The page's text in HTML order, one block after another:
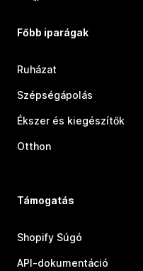
Főbb iparágak
Ruházat
Szépségápolás
Ékszer és kiegészítők
Otthon
Támogatás
Shopify Súgó
API-dokumentáció